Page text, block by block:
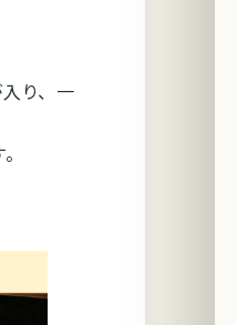
り、一